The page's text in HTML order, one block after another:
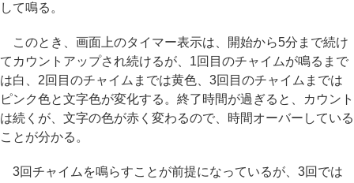
して鳴る。
このとき、画面上のタイマー表示は、開始から5分まで続け
てカウントアップされ続けるが、1回目のチャイムが鳴るまで
は白、2回目のチャイムまでは黄色、3回目のチャイムまでは
ピンク色と文字色が変化する。終了時間が過ぎると、カウント
は続くが、文字の色が赤く変わるので、時間オーバーしている
ことが分かる。
3回チャイムを鳴らすことが前提になっているが、3回では